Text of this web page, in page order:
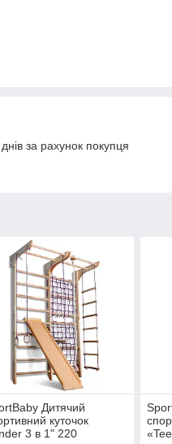
за рахунок покупця
Дитячий
куточок
3 в 1" 220